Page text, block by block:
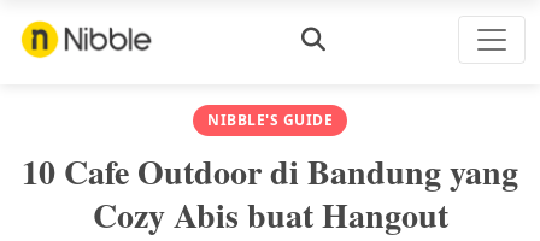
NIBBLE'S GUIDE
10 Cafe Outdoor di Bandung yang
Cozy Abis buat Hangout